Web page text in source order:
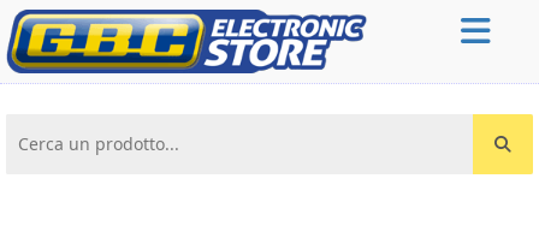
Cerca un prodotto...